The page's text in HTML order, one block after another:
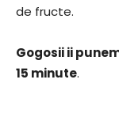
de fructe.
Gogosii ii
15 minute.